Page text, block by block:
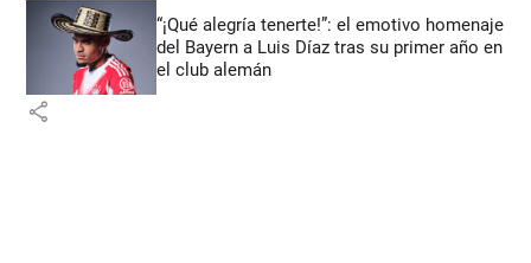
“¡Qué alegría tenerte!”: el emotivo homenaje
del Bayern a Luis Díaz tras su primer año en
el club alemán
share